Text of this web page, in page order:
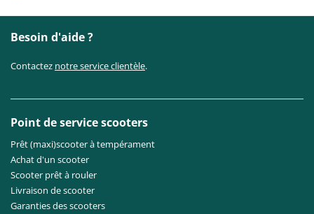
Besoin d'aide ?
Contactez notre service clientèle.
Point de service scooters
Prêt (maxi)scooter à tempérament
Achat d'un scooter
Scooter prêt à rouler
Livraison de scooter
Garanties des scooters